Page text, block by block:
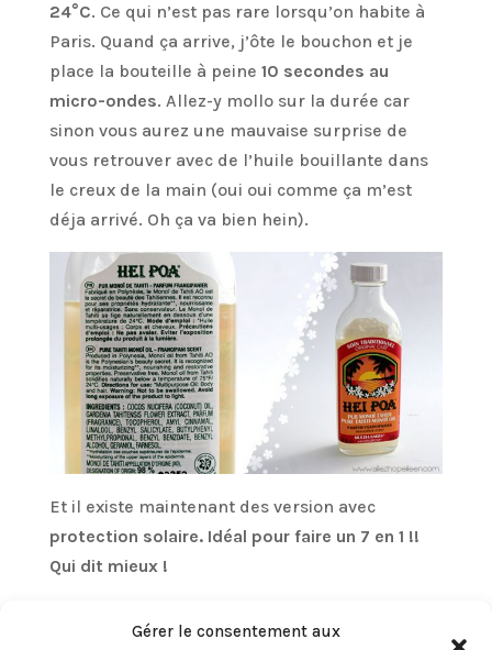
Gérer le consentement aux
24°C. Ce qui n’est pas rare lorsqu’on habite à
Paris. Quand ça arrive, j’ôte le bouchon et je
place la bouteille à peine 10 secondes au
micro-ondes. Allez-y mollo sur la durée car
sinon vous aurez une mauvaise surprise de
vous retrouver avec de l’huile bouillante dans
le creux de la main (oui oui comme ça m’est
déja arrivé. Oh ça va bien hein).
Et il existe maintenant des version avec
protection solaire. Idéal pour faire un 7 en 1 !!
Qui dit mieux !